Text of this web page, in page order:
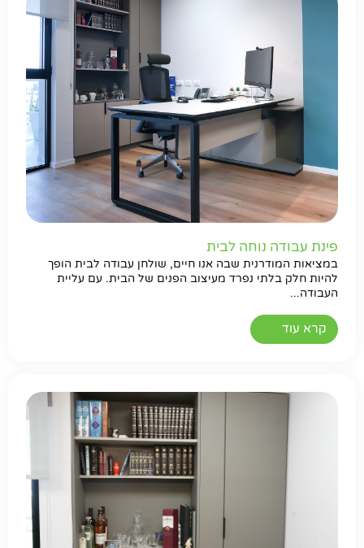
פינת עבודה נוחה לבית
במציאות המודרנית שבה אנו חיים, שולחן עבודה לבית הופך
להיות חלק בלתי נפרד מעיצוב הפנים של הבית. עם עליית
העבודה...
קרא עוד